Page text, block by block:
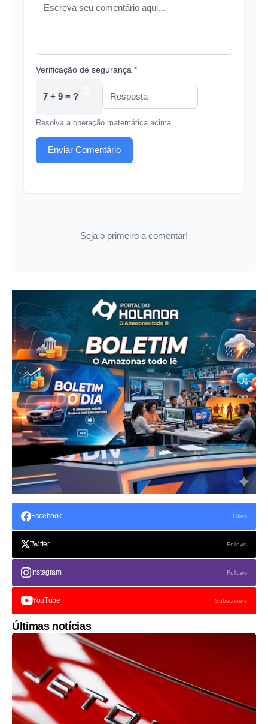
Verificação de segurança *
7 + 9 = ?
Resolva a operação matemática acima
Enviar Comentário
Seja o primeiro a comentar!
Facebook Likes
Twitter Follows
Instagram Follows
YouTube Subscribers
Últimas notícias